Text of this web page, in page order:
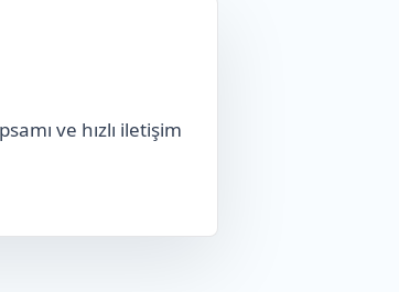
ve hızlı iletişim